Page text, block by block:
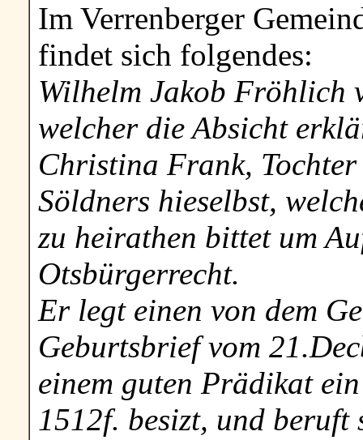
Im Verrenberger
findet sich folgendes:
Wilhelm Jakob Fröhlich
welcher die Absicht
Christina Frank,
Söldners hieselbst,
zu heirathen bittet um
Otsbürgerrecht.
Er legt einen von dem
Geburtsbrief vom
einem guten Prädikat
1512f. besizt, und beruft